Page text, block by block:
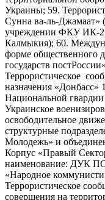
Украины; 59.
Сунна ва-ль-Джамаат»
учреждении ФКУ ИК-
Калмыкия); 60.
форме общественного
государств
Террористическое
назначения «Донбасс»
Национальной
Украинское
освободительное
структурные
Молодежь» и
Корпус «Правый
наименование: ДУК
«Народное
Террористическое
совершения на